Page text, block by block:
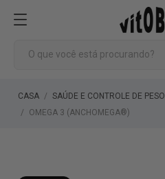
CASA SAÚDE E CONTROLE DE PESO
OMEGA 3 (ANCHOMEGA®)